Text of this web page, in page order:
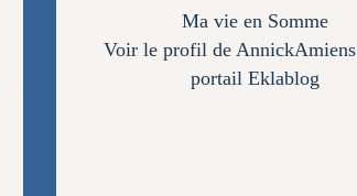
Ma vie en Somme
Voir le profil de AnnickAmiens
portail Eklablog